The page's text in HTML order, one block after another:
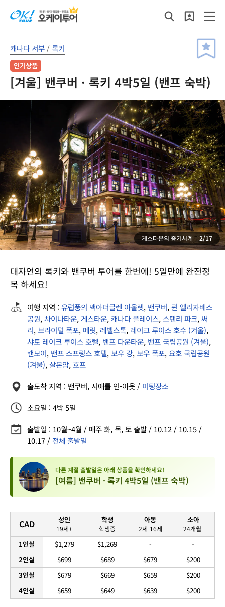
캐나다 서부 /록키
인기상품
[겨울] 밴쿠버 · 록키 4박5일 (밴프 숙박)
게스타운의 증기시계 2/17
대자연의 록키와 밴쿠버 투어를 한번에! 5일만에 완전정
복 하세요!
여행 지역 : 유럽풍의 맥아더글렌 아울렛, 밴쿠버, 퀸 엘리자베스
공원, 차이나타운, 게스타운, 캐나다 플레이스, 스탠리 파크, 써
리, 브라이덜 폭포, 메릿, 레벨스톡, 레이크 루이스 호수 (겨울),
샤토 레이크 루이스 호텔, 밴프 다운타운, 밴프 국립공원 (겨울),
캔모어, 밴프 스프링스 호텔, 보우 강, 보우 폭포, 요호 국립공원
(겨울), 살몬암, 호프
출도착 지역 : 밴쿠버, 시애틀 인-아웃 / 미팅장소
소요일 : 4박 5일
출발일 : 10월~4월 / 매주 화, 목, 토 출발 / 10.12 / 10.15 /
10.17 / 전체 출발일
다른 계절 출발일은 아래 상품을 확인하세요!
[여름] 밴쿠버 · 록키 4박5일 (밴프 숙박)
CAD
1인실
2인실
3인실
4인실
성인
19세+
$1,279
$699
$679
$659
학생
학생증
$1,269
$689
$669
$649
아동
2세-16세
-
$679
$659
$639
소아
24개월-
-
$200
$200
$200